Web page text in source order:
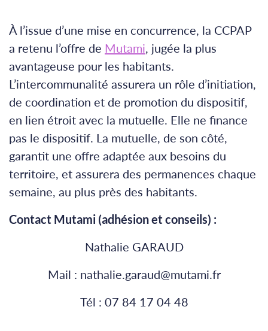
À l’issue d’une mise en concurrence, la CCPAP
a retenu l’offre de Mutami, jugée la plus
avantageuse pour les habitants.
L’intercommunalité assurera un rôle d’initiation,
de coordination et de promotion du dispositif,
en lien étroit avec la mutuelle. Elle ne finance
pas le dispositif. La mutuelle, de son côté,
garantit une offre adaptée aux besoins du
territoire, et assurera des permanences chaque
semaine, au plus près des habitants.
Contact Mutami (adhésion et conseils) :
Nathalie GARAUD
Mail : nathalie.garaud@mutami.fr
Tél : 07 84 17 04 48